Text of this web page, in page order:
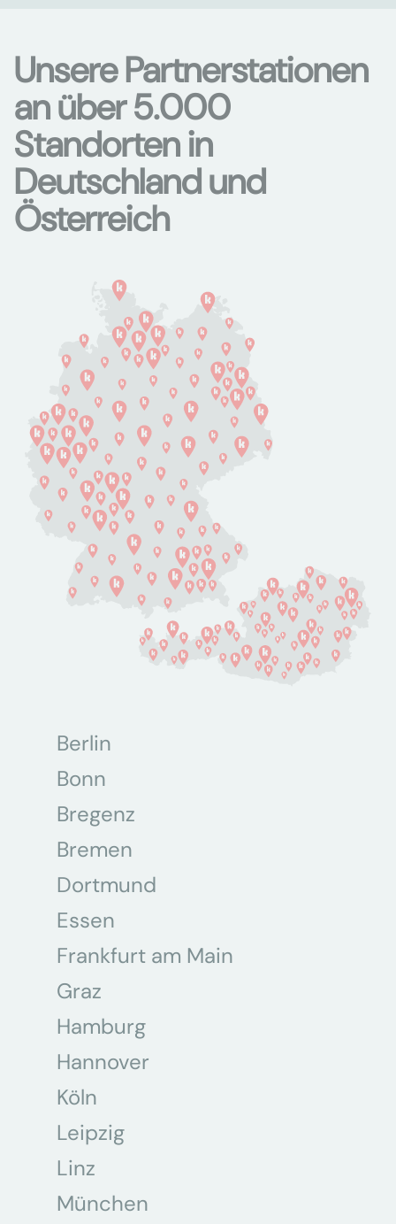
Unsere Partnerstationen
an über 5.000
Standorten in
Deutschland und
Österreich
Berlin
Bonn
Bregenz
Bremen
Dortmund
Essen
Frankfurt am Main
Graz
Hamburg
Hannover
Köln
Leipzig
Linz
München